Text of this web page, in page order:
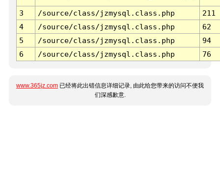
3 /source/class/jzmysql.class.php
211
4
/source/class/jzmysql.class.php
62
5
/source/class/jzmysql.class.php
94
6
/source/class/jzmysql.class.php 76
www.365jz.com 已经将此出错信息详细记录, 由此给您带来的访问不便我
们深感歉意.